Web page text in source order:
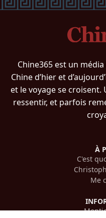
Chine365 est un
Chine d’hier et
et le voyage se
ressentir, et parfois
À
C'est
Me